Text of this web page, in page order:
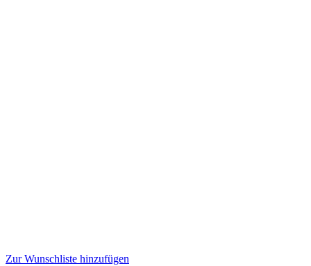
Zur Wunschliste hinzufügen